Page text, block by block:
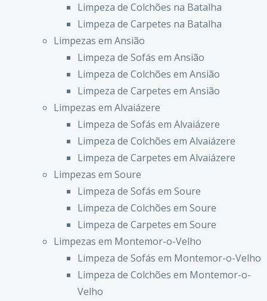
Limpeza de Colchões na Batalha
Limpeza de Carpetes na Batalha
Limpezas em Ansião
Limpeza de Sofás em Ansião
Limpeza de Colchões em Ansião
Limpeza de Carpetes em Ansião
Limpezas em Alvaiázere
Limpeza de Sofás em Alvaiázere
Limpeza de Colchões em Alvaiázere
Limpeza de Carpetes em Alvaiázere
Limpezas em Soure
Limpeza de Sofás em Soure
Limpeza de Colchões em Soure
Limpeza de Carpetes em Soure
Limpezas em Montemor-o-Velho
Limpeza de Sofás em Montemor-o-Velho
Limpeza de Colchões em Montemor-o-
Velho